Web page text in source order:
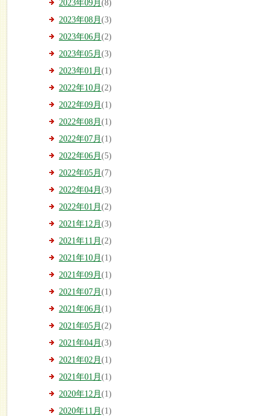
2023年09月 (8)
2023年08月 (3)
2023年06月 (2)
2023年05月 (3)
2023年01月 (1)
2022年10月 (2)
2022年09月 (1)
2022年08月 (1)
2022年07月 (1)
2022年06月 (5)
2022年05月 (7)
2022年04月 (3)
2022年01月 (2)
2021年12月 (3)
2021年11月 (2)
2021年10月 (1)
2021年09月 (1)
2021年07月 (1)
2021年06月 (1)
2021年05月 (2)
2021年04月 (3)
2021年02月 (1)
2021年01月 (1)
2020年12月 (1)
2020年11月 (1)